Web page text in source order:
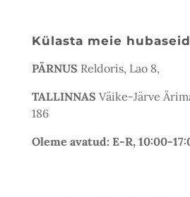
Külasta meie
PÄRNUS Reldoris, Lao 8,
TALLINNAS Väike-Järve
186
Oleme avatud: E-R, 10:00-